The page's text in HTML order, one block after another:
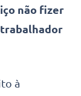
não fizer
à